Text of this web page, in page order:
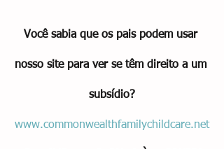
Você sabia que os pais podem usar
nosso site para ver se têm direito a um
subsídio?
www.commonwealthfamilychildcare.net